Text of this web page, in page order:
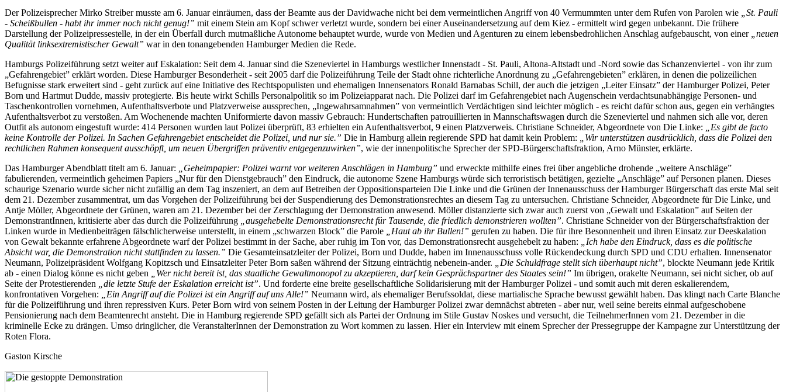
Der Polizeisprecher Mirko Streiber musste am 6. Januar einräumen, dass der Beamte aus der Davidwache nicht bei dem vermeintlichen Angriff von 40 Vermummten unter dem Rufen von Parolen wie
„St. Pauli
- Scheißbullen - habt ihr immer noch nicht genug!” mit einem Stein am Kopf schwer verletzt wurde, sondern bei einer Auseinandersetzung auf dem Kiez - ermittelt wird gegen unbekannt. Die frühere
Darstellung der Polizeipressestelle, in der ein Überfall durch mutmaßliche Autonome behauptet wurde, wurde von Medien und Agenturen zu einem lebensbedrohlichen Anschlag aufgebauscht, von einer
„neuen
Qualität linksextremistischer Gewalt” war in den tonangebenden Hamburger Medien die Rede.
Hamburgs Polizeiführung setzt weiter auf Eskalation: Seit dem 4. Januar sind die Szeneviertel in Hamburgs westlicher Innenstadt - St. Pauli, Altona-Altstadt und -Nord sowie das Schanzenviertel - von ihr zum
„Gefahrengebiet” erklärt worden. Diese Hamburger Besonderheit - seit 2005 darf die Polizeiführung Teile der Stadt ohne richterliche Anordnung zu „Gefahrengebieten” erklären, in denen die polizeilichen
Befugnisse stark erweitert sind - geht zurück auf eine Initiative des Rechtspopulisten und ehemaligen Innensenators Ronald Barnabas Schill, der auch die jetzigen „Leiter Einsatz” der Hamburger Polizei, Peter
Born und Hartmut Dudde, massiv protegierte. Bis heute wirkt Schills Personalpolitik so im Polizeiapparat nach. Die Polizei darf im Gefahrengebiet nach Augenschein verdachtsunabhängige Personen- und
Taschenkontrollen vornehmen, Aufenthaltsverbote und Platzverweise aussprechen, „Ingewahrsamnahmen” von vermeintlich Verdächtigen sind leichter möglich - es reicht dafür schon aus, gegen ein verhängtes
Aufenthaltsverbot zu verstoßen. Am Wochenende machten Uniformierte davon massiv Gebrauch: Hundertschaften patrouillierten in Mannschaftswagen durch die Szeneviertel und nahmen sich alle vor, deren
Outfit als autonom eingestuft wurde: 414 Personen wurden laut Polizei überprüft, 83 erhielten ein Aufenthaltsverbot, 9 einen Platzverweis. Christiane Schneider, Abgeordnete von Die Linke:
„Es gibt de facto
keine Kontrolle der Polizei. In Sachen Gefahrengebiet entscheidet die Polizei, und nur sie.” Die in Hamburg allein regierende SPD hat damit kein Problem:
„Wir unterstützen ausdrücklich, dass die Polizei den
rechtlichen Rahmen konsequent ausschöpft, um neuen Übergriffen präventiv entgegenzuwirken”, wie der innenpolitische Sprecher der SPD-Bürgerschaftsfraktion, Arno Münster, erklärte.
Das Hamburger Abendblatt titelt am 6. Januar:
„Geheimpapier: Polizei warnt vor weiteren Anschlägen in Hamburg” und erweckte mithilfe eines frei über angebliche drohende „weitere Anschläge”
fabulierenden, vermeintlich geheimen Papiers „Nur für den Dienstgebrauch” den Eindruck, die autonome Szene Hamburgs würde sich terroristisch betätigen, gezielte „Anschläge” auf Personen planen. Dieses
schaurige Szenario wurde sicher nicht zufällig an dem Tag inszeniert, an dem auf Betreiben der Oppositionsparteien Die Linke und die Grünen der Innenausschuss der Hamburger Bürgerschaft das erste Mal seit
dem 21. Dezember zusammentrat, um das Vorgehen der Polizeiführung bei der Suspendierung des Demonstrationsrechtes an diesem Tag zu untersuchen. Christiane Schneider, Abgeordnete für Die Linke, und
Antje Möller, Abgeordnete der Grünen, waren am 21. Dezember bei der Zerschlagung der Demonstration anwesend. Möller distanzierte sich zwar auch zuerst von „Gewalt und Eskalation” auf Seiten der
DemonstrantInnen, kritisierte aber das durch die Polizeiführung
„ausgehebelte Demonstrationsrecht für Tausende, die friedlich demonstrieren wollten”. Christiane Schneider von der Bürgerschaftsfraktion der
Linken wurde in Medienbeiträgen fälschlicherweise unterstellt, in einem „schwarzen Block” die Parole
„Haut ab ihr Bullen!” gerufen zu haben. Die für ihre Besonnenheit und ihren Einsatz zur Deeskalation
von Gewalt bekannte erfahrene Abgeordnete warf der Polizei bestimmt in der Sache, aber ruhig im Ton vor, das Demonstrationsrecht ausgehebelt zu haben:
„Ich habe den Eindruck, dass es die politische
Absicht war, die Demonstration nicht stattfinden zu lassen.” Die Gesamteinsatzleiter der Polizei, Born und Dudde, haben im Innenausschuss volle Rückendeckung durch SPD und CDU erhalten. Innensenator
Neumann, Polizeipräsident Wolfgang Kopitzsch und Einsatzleiter Peter Born saßen während der Sitzung einträchtig nebenein-ander.
„Die Schuldfrage stellt sich überhaupt nicht”, blockte Neumann jede Kritik
ab - einen Dialog könne es nicht geben
„Wer nicht bereit ist, das staatliche Gewaltmonopol zu akzeptieren, darf kein Gesprächspartner des Staates sein!” Im übrigen, orakelte Neumann, sei nicht sicher, ob auf
Seite der Protestierenden
„die letzte Stufe der Eskalation erreicht ist”. Und forderte eine breite gesellschaftliche Solidarisierung mit der Hamburger Polizei - und somit auch mit deren eskalierendem,
konfrontativen Vorgehen:
„Ein Angriff auf die Polizei ist ein Angriff auf uns Alle!” Neumann wird, als ehemaliger Berufssoldat, diese martialische Sprache bewusst gewählt haben. Das klingt nach Carte Blanche
für die Polizeiführung und ihren repressiven Kurs. Peter Born wird von seinem Posten in der Leitung der Hamburger Polizei zwar demnächst abtreten - aber nur, weil seine bereits einmal aufgeschobene
Pensionierung nach dem Beamtenrecht ansteht. Die in Hamburg regierende SPD gefällt sich als Partei der Ordnung im Stile Gustav Noskes und versucht, die TeilnehmerInnen vom 21. Dezember in die
kriminelle Ecke zu drängen. Umso dringlicher, die VeranstalterInnen der Demonstration zu Wort kommen zu lassen. Hier ein Interview mit einem Sprecher der Pressegruppe der Kampagne zur Unterstützung der
Roten Flora.
Gaston Kirsche